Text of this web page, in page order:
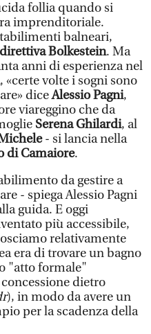
follia quando si
imprenditoriale.
balneari,
direttiva Bolkestein. Ma
anni di esperienza nel
, «certe volte i sogni sono
diceAlessio Pagni,
viareggino che da
Serena Ghilardi, al
- si lancia nella
di Camaiore.
da gestire a
- spiega Alessio Pagni
guida. E oggi
più accessibile,
relativamente
era di trovare un bagno
"atto formale"
dietro
), in modo da avere un
per la scadenza della